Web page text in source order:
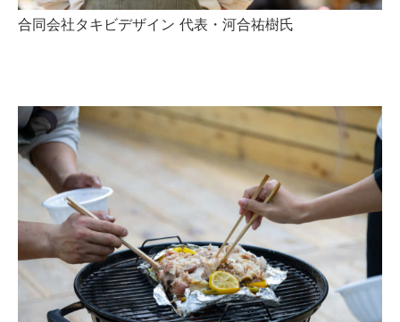
合同会社タキビデザイン 代表・河合祐樹氏